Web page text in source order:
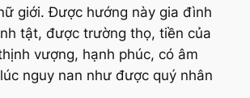
giới. Được hướng này gia đình
tật, được trường thọ, tiền của
vượng, hạnh phúc, có âm
nguy nan như được quý nhân